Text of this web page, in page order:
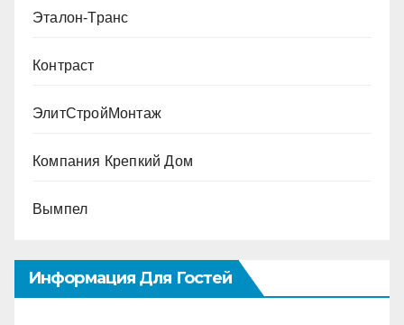
Эталон-Транс
Контраст
ЭлитСтройМонтаж
Компания Крепкий Дом
Вымпел
Информация Для Гостей